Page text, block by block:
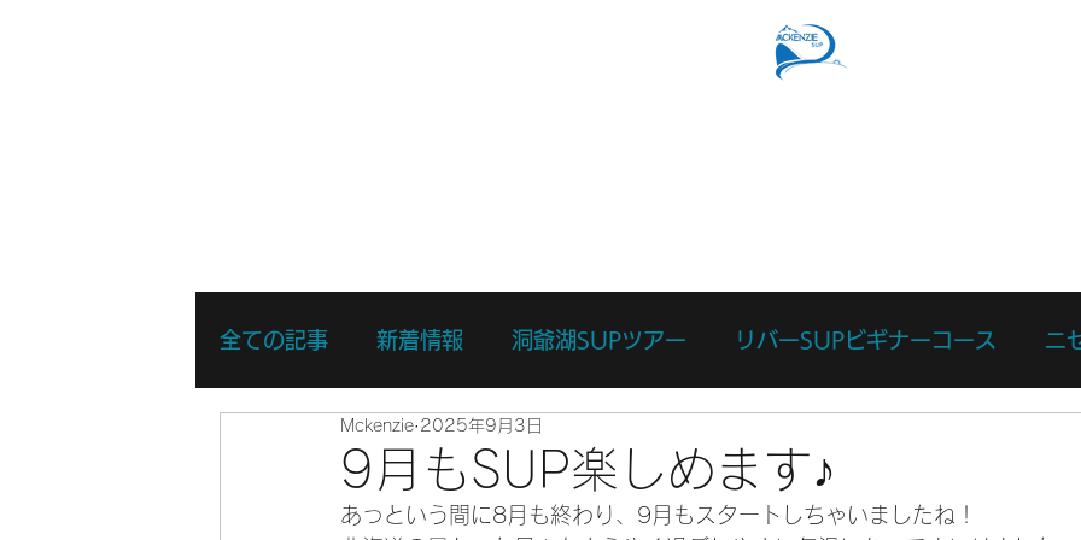
全ての記事 新着情報 洞爺湖SUPツアー リバーSUPビギナーコース ニ
リバーSUPスキルアップコース
リバーSUPスポットプレイ リバーサーフィン体験 リバーSUP体験
9月もSUP楽しめます♪
Mckenzie 2025年9月3日
あっという間に8月も終わり、9月もスタートしちゃいましたね！